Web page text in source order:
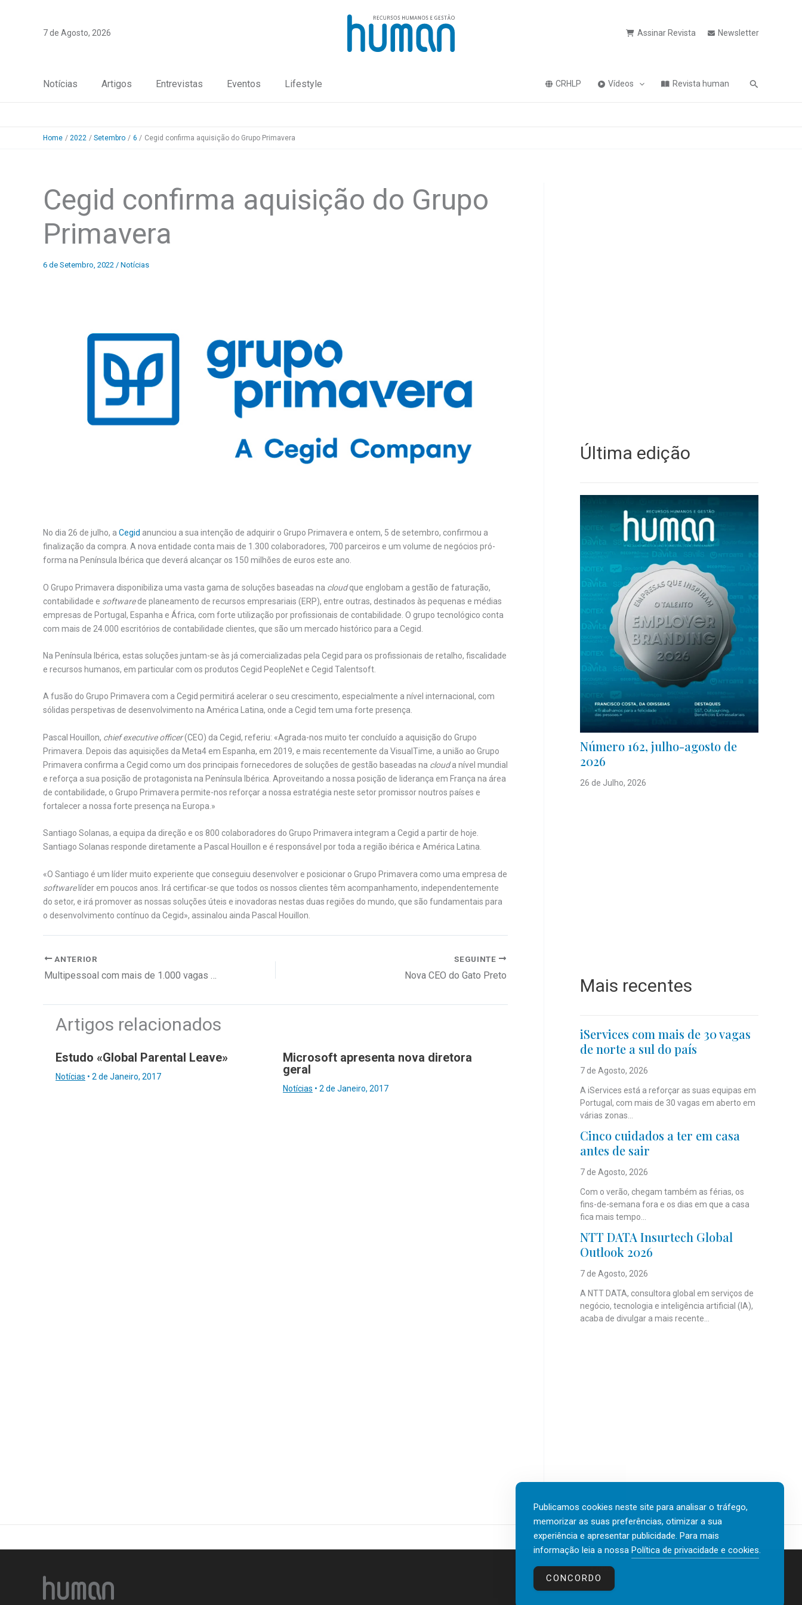
7 de Agosto, 2026 Assinar Revista Newsletter
Notícias Artigos Entrevistas Eventos Lifestyle CRHLP Vídeos Revista human Pesquisa
Home 2022 Setembro 6 Cegid confirma aquisição do Grupo Primavera
Cegid confirma aquisição do Grupo
Primavera
6 de Setembro, 2022 / Notícias
No dia 26 de julho, a Cegid anunciou a sua intenção de adquirir o Grupo Primavera e ontem, 5 de setembro, confirmou a
finalização da compra. A nova entidade conta mais de 1.300 colaboradores, 700 parceiros e um volume de negócios pró-
forma na Península Ibérica que deverá alcançar os 150 milhões de euros este ano.
O Grupo Primavera disponibiliza uma vasta gama de soluções baseadas na cloudque englobam a gestão de faturação,
contabilidade e softwarede planeamento de recursos empresariais (ERP), entre outras, destinados às pequenas e médias
empresas de Portugal, Espanha e África, com forte utilização por profissionais de contabilidade. O grupo tecnológico conta
com mais de 24.000 escritórios de contabilidade clientes, que são um mercado histórico para a Cegid.
Na Península Ibérica, estas soluções juntam-se às já comercializadas pela Cegid para os profissionais de retalho, fiscalidade
e recursos humanos, em particular com os produtos Cegid PeopleNet e Cegid Talentsoft.
A fusão do Grupo Primavera com a Cegid permitirá acelerar o seu crescimento, especialmente a nível internacional, com
sólidas perspetivas de desenvolvimento na América Latina, onde a Cegid tem uma forte presença.
Pascal Houillon, chief executive officer(CEO) da Cegid, referiu: «Agrada-nos muito ter concluído a aquisição do Grupo
Primavera. Depois das aquisições da Meta4 em Espanha, em 2019, e mais recentemente da VisualTime, a união ao Grupo
Primavera confirma a Cegid como um dos principais fornecedores de soluções de gestão baseadas na clouda nível mundial
e reforça a sua posição de protagonista na Península Ibérica. Aproveitando a nossa posição de liderança em França na área
de contabilidade, o Grupo Primavera permite-nos reforçar a nossa estratégia neste setor promissor noutros países e
fortalecer a nossa forte presença na Europa.»
Santiago Solanas, a equipa da direção e os 800 colaboradores do Grupo Primavera integram a Cegid a partir de hoje.
Santiago Solanas responde diretamente a Pascal Houillon e é responsável por toda a região ibérica e América Latina.
«O Santiago é um líder muito experiente que conseguiu desenvolver e posicionar o Grupo Primavera como uma empresa de
softwarelíder em poucos anos. Irá certificar-se que todos os nossos clientes têm acompanhamento, independentemente
do setor, e irá promover as nossas soluções úteis e inovadoras nestas duas regiões do mundo, que são fundamentais para
o desenvolvimento contínuo da Cegid», assinalou ainda Pascal Houillon.
ANTERIOR
Multipessoal com mais de 1.000 vagas de emprego no arranque do ano letivo
SEGUINTE
Nova CEO do Gato Preto
Artigos relacionados
Estudo «Global Parental Leave»
Notícias • 2 de Janeiro, 2017
Microsoft apresenta nova diretora
geral
Notícias • 2 de Janeiro, 2017
Última edição
Número 162, julho-agosto de
2026
26 de Julho, 2026
Mais recentes
iServices com mais de 30 vagas
de norte a sul do país
7 de Agosto, 2026
A iServices está a reforçar as suas equipas em
Portugal, com mais de 30 vagas em aberto em
várias zonas...
Cinco cuidados a ter em casa
antes de sair
7 de Agosto, 2026
Com o verão, chegam também as férias, os
fins-de-semana fora e os dias em que a casa
fica mais tempo...
NTT DATA Insurtech Global
Outlook 2026
7 de Agosto, 2026
A NTT DATA, consultora global em serviços de
negócio, tecnologia e inteligência artificial (IA),
acaba de divulgar a mais recente...
Contactos
Publicamos cookies neste site para analisar o tráfego,
memorizar as suas preferências, otimizar a sua
experiência e apresentar publicidade. Para mais
informação leia a nossa Política de privacidade e cookies.
CONCORDO